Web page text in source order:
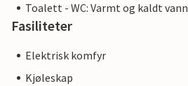
Toalett - WC: Varmt og kaldt vann
Fasiliteter
Elektrisk komfyr
Kjøleskap